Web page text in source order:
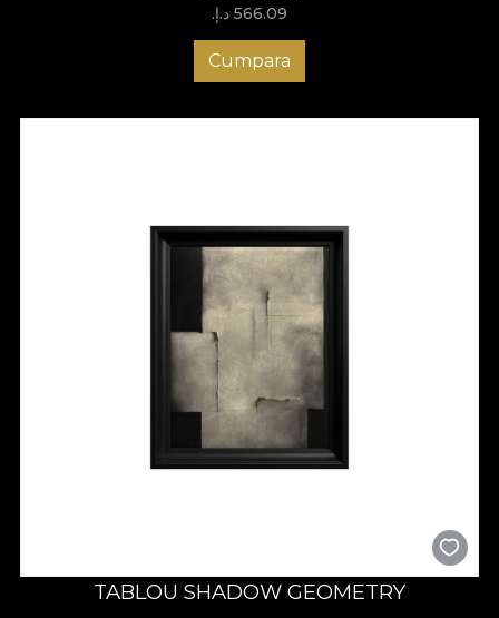
566.09 د.إ.‏
Cumpara
TABLOU SHADOW GEOMETRY